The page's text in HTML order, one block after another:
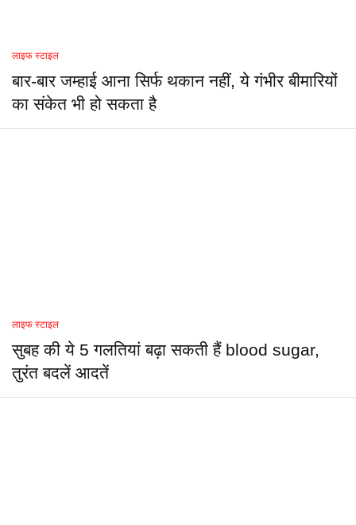
लाइफ स्टाइल
बार-बार जम्हाई आना सिर्फ थकान नहीं, ये गंभीर बीमारियों
का संकेत भी हो सकता है
लाइफ स्टाइल
सुबह की ये 5 गलतियां बढ़ा सकती हैं blood sugar,
तुरंत बदलें आदतें